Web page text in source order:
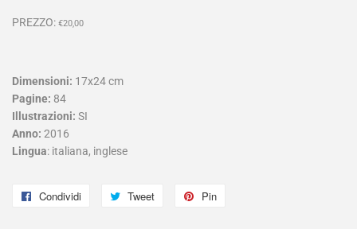
PREZZO: €20,00
Dimensioni: 17x24 cm
Pagine: 84
Illustrazioni: SI
Anno: 2016
Lingua: italiana, inglese
Condividi
CondividiTweet
Twitta
Pin